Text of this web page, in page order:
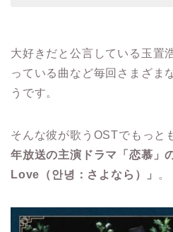
大好きだと公言している玉置
っている曲など毎回さまざま
うです。
そんな彼が歌うOSTでもっと
年放送の主演ドラマ「恋慕
Love（안녕：さよなら）」
。